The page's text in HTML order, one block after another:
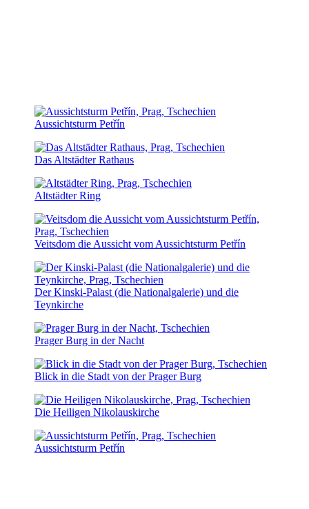
Aussichtsturm Petřín
Das Altstädter Rathaus
Altstädter Ring
Veitsdom die Aussicht vom Aussichtsturm Petřín
Der Kinski-Palast (die Nationalgalerie) und die
Teynkirche
Prager Burg in der Nacht
Blick in die Stadt von der Prager Burg
Die Heiligen Nikolauskirche
Aussichtsturm Petřín